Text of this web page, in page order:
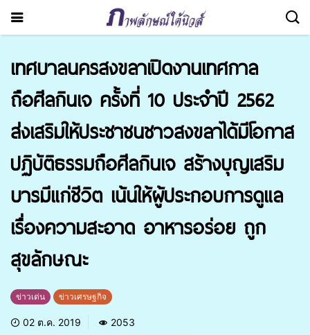
เทศบาลนครสงขลาเปิดงานเทศกาล
ถือศีลกินเจ ครั้งที่ 10 ประจำปี 2562
ส่งเสริมให้ประชาชนชาวสงขลาได้มีโอกาส
ปฏิบัติธรรมถือศีลกินเจ สร้างบุญเสริม
บารมีแก่ชีวิต เน้นให้ผู้ประกอบการดูแล
เรื่องความสะอาด อาหารอร่อย ถูก
สุขลักษณะ
ข่าวเด่น ข่าวเศรษฐกิจ
02 ต.ค. 2019 2053